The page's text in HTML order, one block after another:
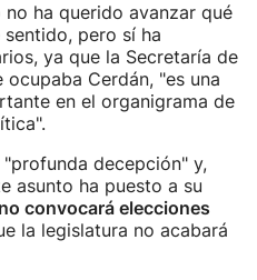
ha querido avanzar qué
pero sí ha
ya que la Secretaría de
Cerdán, "es una
en el organigrama de
decepción" y,
asunto ha puesto a su
no convocará elecciones
la legislatura no acabará